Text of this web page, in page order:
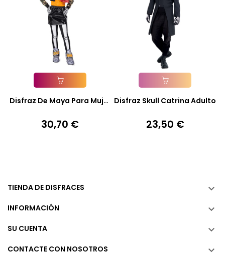
Añadir A La Cesta
Disfraz De Maya Para Mujer
Precio
30,70 €
Añadir A La Cesta
Disfraz Skull Catrina Adulto
Precio
23,50 €
TIENDA DE DISFRACES 
INFORMACIÓN 
SU CUENTA 
CONTACTE CON NOSOTROS 